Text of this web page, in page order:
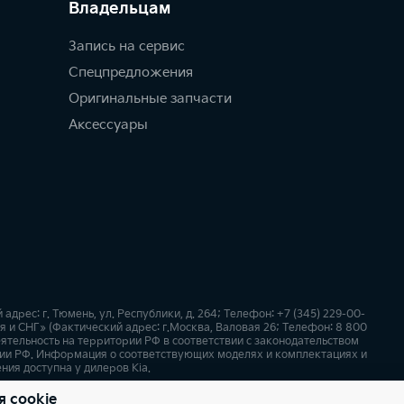
Владельцам
Запись на сервис
Спецпредложения
Оригинальные запчасти
Аксессуары
г. Тюмень, ул. Республики, д. 264; Телефон: +7 (345) 229-00-
СНГ» (Фактический адрес: г.Москва, Валовая 26; Телефон: 8 800
на территории РФ в соответствии с законодательством
РФ. Информация о соответствующих моделях и комплектациях и
доступна у дилеров Kia.
Карта сайта
cookie